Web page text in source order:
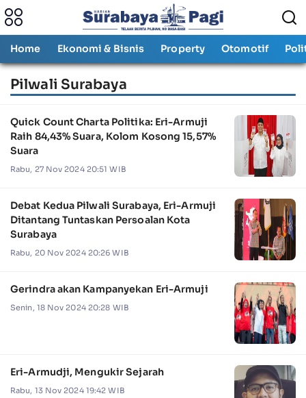
Home Ekonomi & Bisnis Property Otomotif
Pilwali Surabaya
Quick Count Charta Politika: Eri-Armuji
Raih 84,43% Suara, Kolom Kosong 15,57%
Suara
Rabu, 27 Nov 2024 20:51 WIB
Debat Kedua Pilwali Surabaya, Eri-Armuji
Ditantang Tuntaskan Persoalan Kota
Surabaya
Rabu, 20 Nov 2024 20:26 WIB
Gerindra akan Kampanyekan Eri-Armuji
Senin, 18 Nov 2024 20:28 WIB
Eri-Armudji, Mengukir Sejarah
Rabu, 13 Nov 2024 19:42 WIB